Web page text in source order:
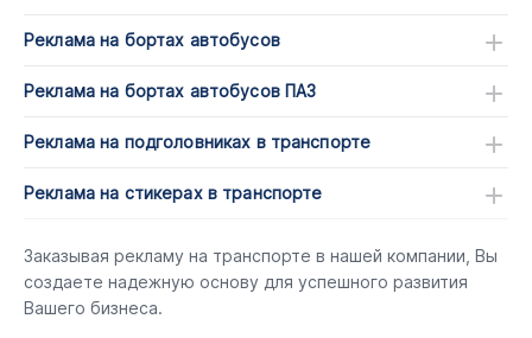
Реклама на бортах автобусов
Реклама на бортах автобусов ПАЗ
Реклама на подголовниках в транспорте
Реклама на стикерах в транспорте
Заказывая рекламу на транспорте в нашей компании, Вы
создаете надежную основу для успешного развития
Вашего бизнеса.